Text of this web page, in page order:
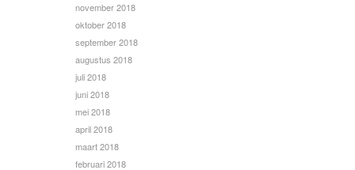
november 2018
oktober 2018
september 2018
augustus 2018
juli 2018
juni 2018
mei 2018
april 2018
maart 2018
februari 2018